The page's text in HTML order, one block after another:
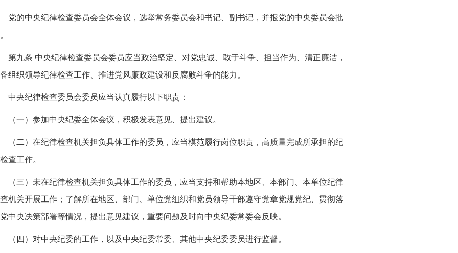
党的中央纪律检查委员会全体会议，选举常务委员会和书记、副书记，并报党的中央委员会批
第九条 中央纪律检查委员会委员应当政治坚定、对党忠诚、敢于斗争、担当作为、清正廉洁，
组织领导纪律检查工作、推进党风廉政建设和反腐败斗争的能力。
中央纪律检查委员会委员应当认真履行以下职责：
（一）参加中央纪委全体会议，积极发表意见、提出建议。
（二）在纪律检查机关担负具体工作的委员，应当模范履行岗位职责，高质量完成所承担的纪
查工作。
（三）未在纪律检查机关担负具体工作的委员，应当支持和帮助本地区、本部门、本单位纪律
机关开展工作；了解所在地区、部门、单位党组织和党员领导干部遵守党章党规党纪、贯彻落
中央决策部署等情况，提出意见建议，重要问题及时向中央纪委常委会反映。
（四）对中央纪委的工作，以及中央纪委常委、其他中央纪委委员进行监督。